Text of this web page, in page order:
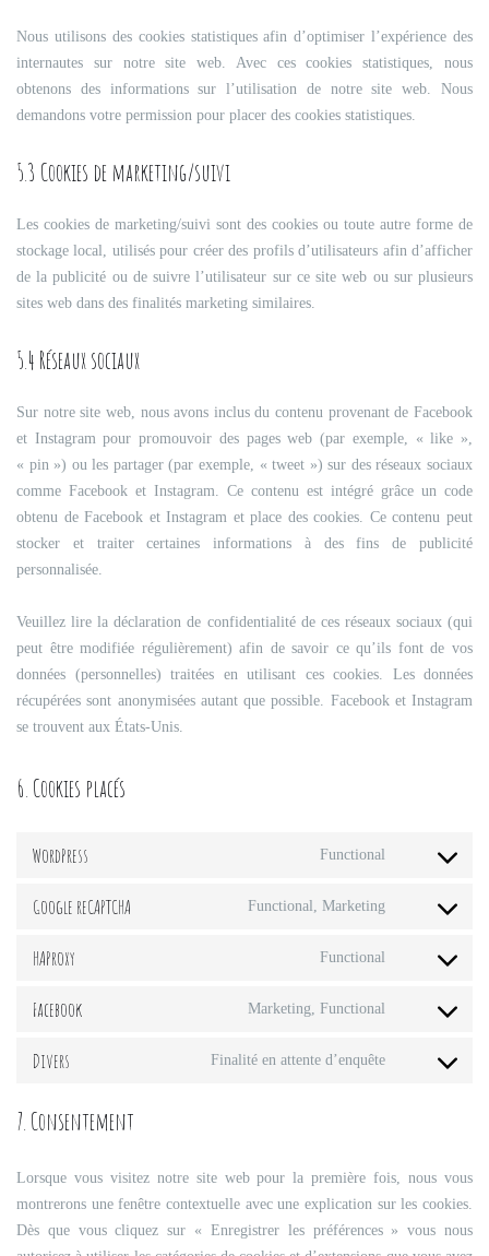
Nous utilisons des cookies statistiques afin d’optimiser l’expérience des
internautes sur notre site web. Avec ces cookies statistiques, nous
obtenons des informations sur l’utilisation de notre site web. Nous
demandons votre permission pour placer des cookies statistiques.
5.3 Cookies de marketing/suivi
Les cookies de marketing/suivi sont des cookies ou toute autre forme de
stockage local, utilisés pour créer des profils d’utilisateurs afin d’afficher
de la publicité ou de suivre l’utilisateur sur ce site web ou sur plusieurs
sites web dans des finalités marketing similaires.
5.4 Réseaux sociaux
Sur notre site web, nous avons inclus du contenu provenant de Facebook
et Instagram pour promouvoir des pages web (par exemple, « like »,
« pin ») ou les partager (par exemple, « tweet ») sur des réseaux sociaux
comme Facebook et Instagram. Ce contenu est intégré grâce un code
obtenu de Facebook et Instagram et place des cookies. Ce contenu peut
stocker et traiter certaines informations à des fins de publicité
personnalisée.
Veuillez lire la déclaration de confidentialité de ces réseaux sociaux (qui
peut être modifiée régulièrement) afin de savoir ce qu’ils font de vos
données (personnelles) traitées en utilisant ces cookies. Les données
récupérées sont anonymisées autant que possible. Facebook et Instagram
se trouvent aux États-Unis.
6. Cookies placés
WordPress Functional
Consent
service
Google reCAPTCHA Functional, Marketing
Consent
service
recaptcha
HAProxy Functional
Consent
service
Facebook Marketing, Functional
Consent
service
Divers Finalité en attente d’enquête
Consent
7. Consentement
Lorsque vous visitez notre site web pour la première fois, nous vous
montrerons une fenêtre contextuelle avec une explication sur les cookies.
Dès que vous cliquez sur « Enregistrer les préférences » vous nous